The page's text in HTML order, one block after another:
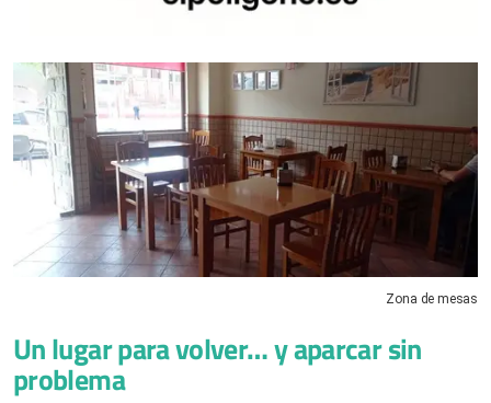
Zona de mesas
Un lugar para volver… y aparcar sin
problema